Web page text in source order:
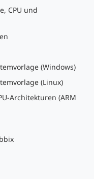
CPU und
(Windows)
(Linux)
Architekturen (ARM